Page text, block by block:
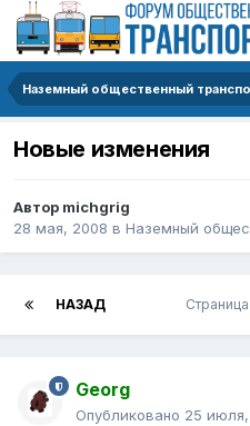
Наземный общественный
Новые изменения
Автор michgrig
28 мая, 2008 в Наземный
НАЗАД
Georg
Опубликовано 25